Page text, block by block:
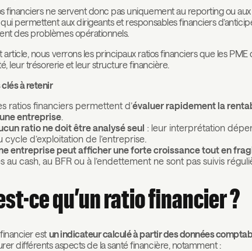
financiers ne servent donc pas uniquement au reporting ou
permettent aux dirigeants et responsables financiers
des problèmes opérationnels.
article, nous verrons les principaux ratios financiers que les
leur trésorerie et leur structure financière.
à retenir
ratios financiers permettent d’évaluer rapidement la
entreprise.
ratio ne doit être analysé seul : leur interprétation
cycle d’exploitation de l’entreprise.
entreprise peut afficher une forte croissance tout en
au cash, au BFR ou à l’endettement ne sont pas suivis
ce qu’un ratio financier ?
est un indicateur calculé à partir des données
différents aspects de la santé financière, notamment :